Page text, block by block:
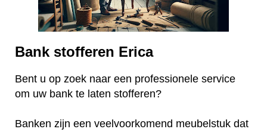
Bank stofferen Erica
Bent u op zoek naar een professionele service
om uw bank te laten stofferen?
Banken zijn een veelvoorkomend meubelstuk dat